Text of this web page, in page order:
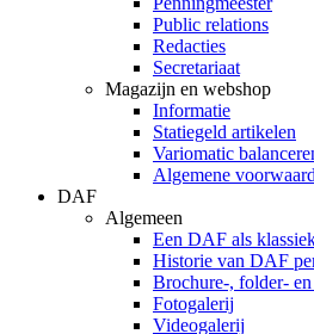
Public relations
Redacties
Secretariaat
Magazijn en webshop
Informatie
Statiegeld artikelen
Variomatic
Algemene
DAF
Algemeen
Een DAF als
Historie van DAF
Brochure-, folder-
Fotogalerij
Videogalerij